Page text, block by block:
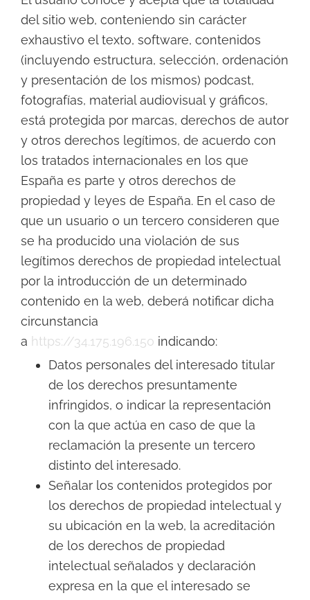
del sitio web, conteniendo sin carácter
exhaustivo el texto, software, contenidos
(incluyendo estructura, selección, ordenación
y presentación de los mismos) podcast,
fotografías, material audiovisual y gráficos,
está protegida por marcas, derechos de autor
y otros derechos legítimos, de acuerdo con
los tratados internacionales en los que
España es parte y otros derechos de
propiedad y leyes de España. En el caso de
que un usuario o un tercero consideren que
se ha producido una violación de sus
legítimos derechos de propiedad intelectual
por la introducción de un determinado
contenido en la web, deberá notificar dicha
circunstancia
a https://34.175.196.150 indicando:
Datos personales del interesado titular
de los derechos presuntamente
infringidos, o indicar la representación
con la que actúa en caso de que la
reclamación la presente un tercero
distinto del interesado.
Señalar los contenidos protegidos por
los derechos de propiedad intelectual y
su ubicación en la web, la acreditación
de los derechos de propiedad
intelectual señalados y declaración
expresa en la que el interesado se